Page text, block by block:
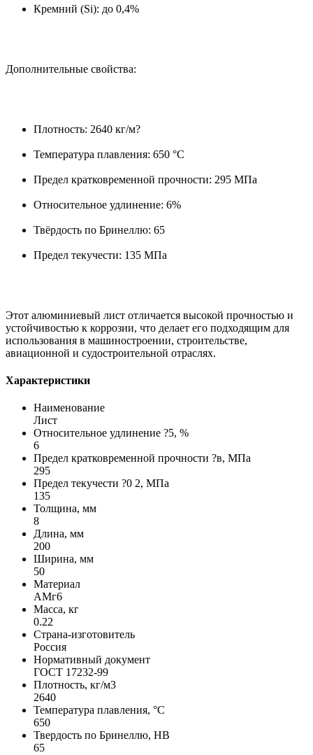
Кремний (Si): до 0,4%
Дополнительные свойства:
Плотность: 2640 кг/м?
Температура плавления: 650 °C
Предел кратковременной прочности: 295 МПа
Относительное удлинение: 6%
Твёрдость по Бринеллю: 65
Предел текучести: 135 МПа
Этот алюминиевый лист отличается высокой прочностью и
устойчивостью к коррозии, что делает его подходящим для
использования в машиностроении, строительстве,
авиационной и судостроительной отраслях.
Характеристики
Наименование
Лист
Относительное удлинение ?5, %
6
Предел кратковременной прочности ?в, МПа
295
Предел текучести ?0 2, МПа
135
Толщина, мм
8
Длина, мм
200
Ширина, мм
50
Материал
АМг6
Масса, кг
0.22
Страна-изготовитель
Россия
Нормативный документ
ГОСТ 17232-99
Плотность, кг/м3
2640
Температура плавления, °C
650
Твердость по Бринеллю, HB
65